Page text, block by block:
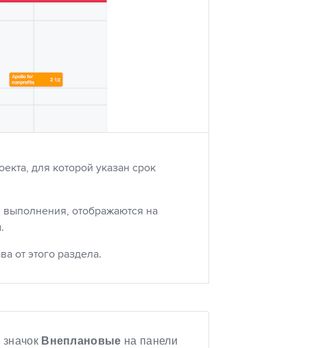
для которой указан срок
выполнения, отображаются на
.
от этого раздела.
Внеплановые на панели